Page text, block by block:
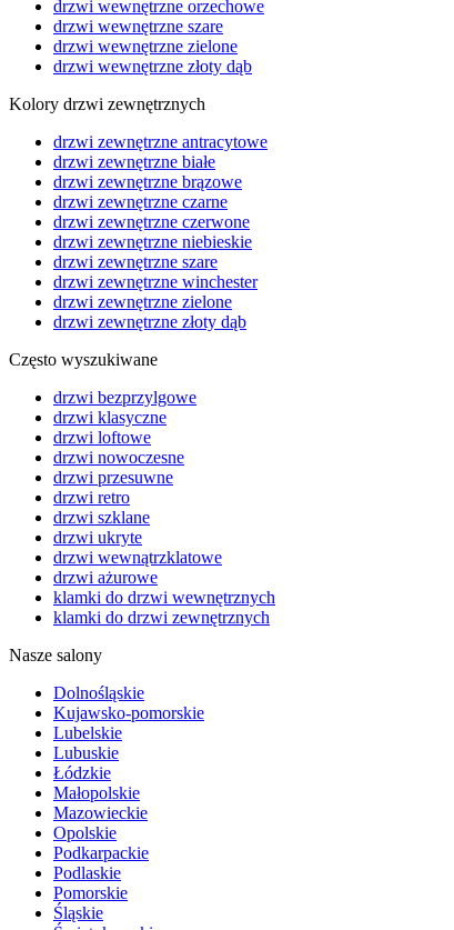
drzwi wewnętrzne orzechowe
drzwi wewnętrzne szare
drzwi wewnętrzne zielone
drzwi wewnętrzne złoty dąb
Kolory drzwi zewnętrznych
drzwi zewnętrzne antracytowe
drzwi zewnętrzne białe
drzwi zewnętrzne brązowe
drzwi zewnętrzne czarne
drzwi zewnętrzne czerwone
drzwi zewnętrzne niebieskie
drzwi zewnętrzne szare
drzwi zewnętrzne winchester
drzwi zewnętrzne zielone
drzwi zewnętrzne złoty dąb
Często wyszukiwane
drzwi bezprzylgowe
drzwi klasyczne
drzwi loftowe
drzwi nowoczesne
drzwi przesuwne
drzwi retro
drzwi szklane
drzwi ukryte
drzwi wewnątrzklatowe
drzwi ażurowe
klamki do drzwi wewnętrznych
klamki do drzwi zewnętrznych
Nasze salony
Dolnośląskie
Kujawsko-pomorskie
Lubelskie
Lubuskie
Łódzkie
Małopolskie
Mazowieckie
Opolskie
Podkarpackie
Podlaskie
Pomorskie
Śląskie